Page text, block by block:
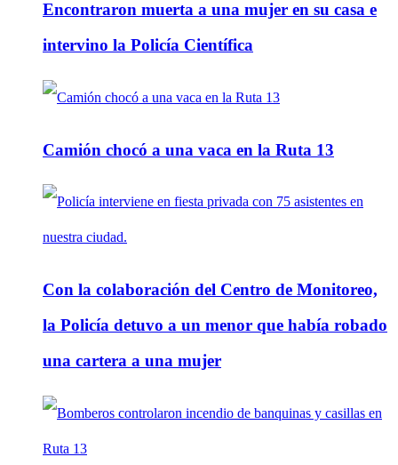
Encontraron muerta a una mujer en su casa e
intervino la Policía Científica
Camión chocó a una vaca en la Ruta 13
Con la colaboración del Centro de Monitoreo,
la Policía detuvo a un menor que había robado
una cartera a una mujer